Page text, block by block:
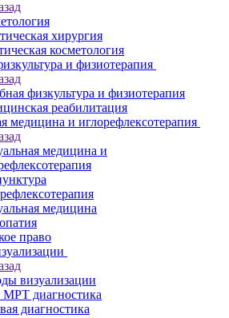
хирургия
косметология
и физиотерапия
физкультура и физиотерапия
реабилитация
медицина и иглорефлексотерапия
медицина и
медицина
право
визуализации
диагностика
диагностика